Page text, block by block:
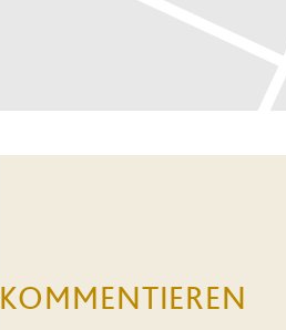
KOMMENTIEREN